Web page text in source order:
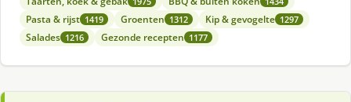
Pasta & rijst 1419 Groenten 1312 Kip & gevogelte 1297
Salades 1216 Gezonde recepten 1177